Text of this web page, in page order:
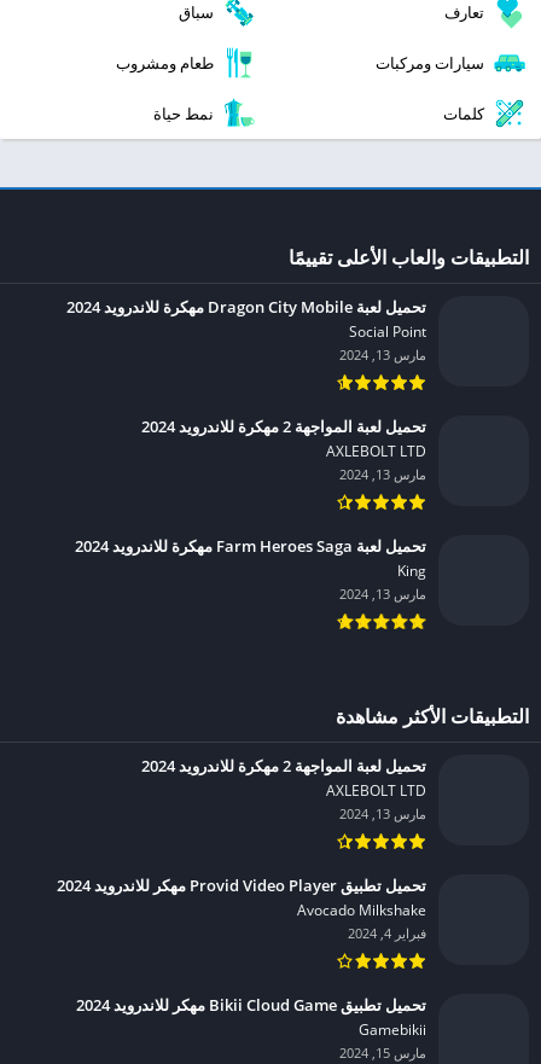
تعارف سباق
سيارات ومركبات طعام ومشروب
كلمات نمط حياة
التطبيقات والعاب الأعلى تقييمًا
تحميل لعبة Dragon City Mobile مهكرة للاندرويد 2024
Social Point‏
مارس 13, 2024
تحميل لعبة المواجهة 2 مهكرة للاندرويد 2024
AXLEBOLT LTD‏
مارس 13, 2024
تحميل لعبة Farm Heroes Saga مهكرة للاندرويد 2024
King‏
مارس 13, 2024
التطبيقات الأكثر مشاهدة
تحميل لعبة المواجهة 2 مهكرة للاندرويد 2024
AXLEBOLT LTD‏
مارس 13, 2024
تحميل تطبيق Provid Video Player مهكر للاندرويد 2024
Avocado Milkshake‏
فبراير 4, 2024
تحميل تطبيق Bikii Cloud Game مهكر للاندرويد 2024
Gamebikii‏
مارس 15, 2024